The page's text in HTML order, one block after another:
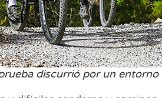
discurrió por un entorno